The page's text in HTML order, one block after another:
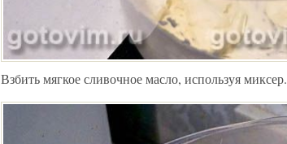
Взбить мягкое сливочное масло, используя миксер.